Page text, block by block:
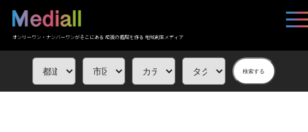
オンリーワン・ナンバーワンがそこにある 応援の循環を作る 地域創生メディア
検索する